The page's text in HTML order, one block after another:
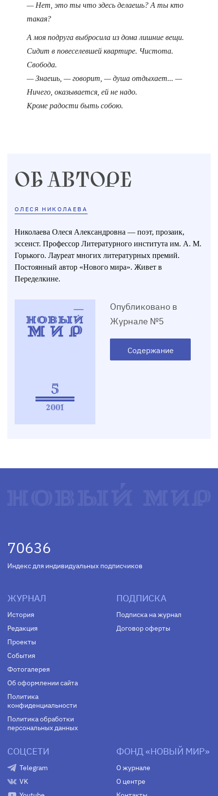
— Нет, это ты что здесь делаешь? А ты кто
такая?
А моя подруга выбросила из дома лишние вещи.
Сидит в повеселевшей квартире. Чистота.
Свобода.
— Знаешь, — говорит, — душа отдыхает... —
Ничего, оказывается, ей не надо.
Кроме радости быть собою.
ОБ АВТОРЕ
ОЛЕСЯ НИКОЛАЕВА
Николаева Олеся Александровна — поэт, прозаик,
эссеист. Профессор Литера­турного института им. А. М.
Горького. Лауреат многих литературных премий.
Постоянный автор «Нового мира». Живет в
Переделкине.
5
2001
Опубликовано в
Журнале №5
Содержание
70636
Индекс для индивидуальных подписчиков
ЖУРНАЛ
История
Редакция
Проекты
События
Фотогалерея
Об оформлении сайта
Политика
конфиденциальности
Политика обработки
персональных данных
ПОДПИСКА
Подписка на журнал
Договор оферты
СОЦСЕТИ
Telegram
VK
ФОНД «НОВЫЙ МИР»
О журнале
О центре